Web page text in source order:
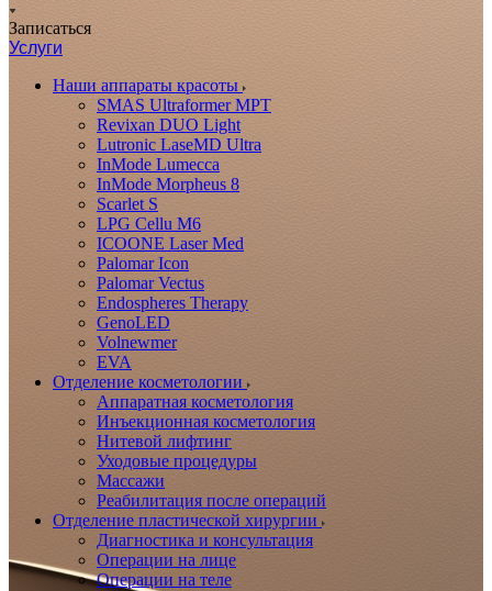
Записаться
Услуги
Наши аппараты красоты
SMAS Ultraformer MPT
Revixan DUO Light
Lutronic LaseMD Ultra
InMode Lumecca
InMode Morpheus 8
Scarlet S
LPG Cellu M6
ICOONE Laser Med
Palomar Icon
Palomar Vectus
Endospheres Therapy
GenoLED
Volnewmer
EVA
Отделение косметологии
Аппаратная косметология
Инъекционная косметология
Нитевой лифтинг
Уходовые процедуры
Массажи
Реабилитация после операций
Отделение пластической хирургии
Диагностика и консультация
Операции на лице
Операции на теле